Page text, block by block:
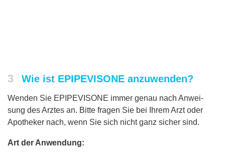
3 Wie ist EPIPEVISONE anzuwenden?
Wenden Sie EPIPEVISONE immer genau nach Anwei-
sung des Arztes an. Bitte fragen Sie bei Ihrem Arzt oder
Apotheker nach, wenn Sie sich nicht ganz sicher sind.
Art der Anwendung: